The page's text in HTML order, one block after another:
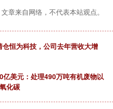
章来自网络，不代表本站观点。
恒为科技，公司去年营收大增
亿美元：处理490万吨有机废物以
化碳